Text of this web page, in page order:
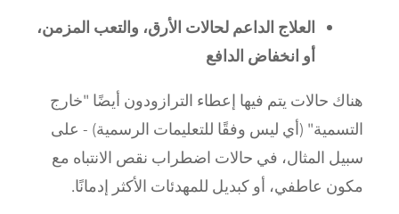
العلاج الداعم لحالات الأرق، والتعب المزمن،
أو انخفاض الدافع
هناك حالات يتم فيها إعطاء الترازودون أيضًا "خارج
التسمية" (أي ليس وفقًا للتعليمات الرسمية) - على
سبيل المثال، في حالات اضطراب نقص الانتباه مع
مكون عاطفي، أو كبديل للمهدئات الأكثر إدمانًا.